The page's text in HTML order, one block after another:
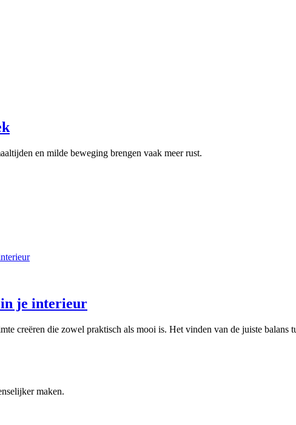
en milde beweging brengen vaak meer rust.
in je interieur
creëren die zowel praktisch als mooi is. Het vinden van de juiste
maken.